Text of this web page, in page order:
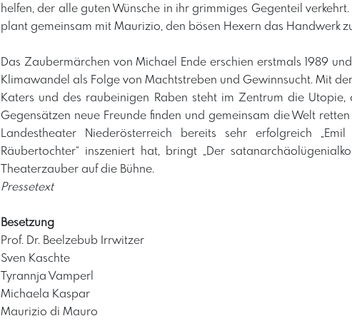
helfen, der alle guten Wünsche in ihr grimmiges Gegenteil
plant gemeinsam mit Maurizio, den bösen Hexern das Handwerk
Das Zaubermärchen von Michael Ende erschien erstmals 1989
Klimawandel als Folge von Machtstreben und Gewinnsucht. Mit
Katers und des raubeinigen Raben steht im Zentrum die
Gegensätzen neue Freunde finden und gemeinsam die Welt
Landestheater Niederösterreich bereits sehr erfolgreich
Räubertochter“ inszeniert hat, bringt „Der
Theaterzauber auf die Bühne.
Pressetext
Besetzung
Prof. Dr. Beelzebub Irrwitzer
Sven Kaschte
Tyrannja Vamperl
Michaela Kaspar
Maurizio di Mauro